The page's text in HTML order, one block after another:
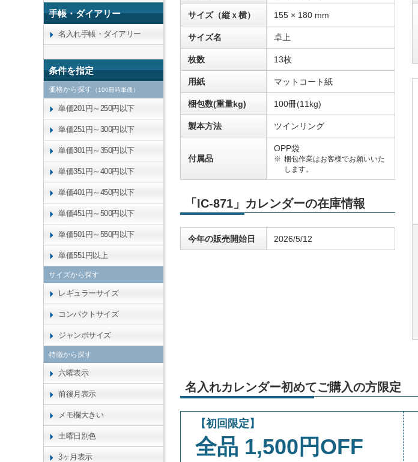
サイズ（縦ｘ横） 155 × 180 mm
サイズ名 卓上
枚数 13枚
用紙 マットコート紙
梱包数(重量kg) 100冊(11kg)
製本方法 ツインリング
付属品
OPP袋
梱包作業はお客様でお願いいた
します。
「IC-871」カレンダーの在庫情報
今年の販売開始日 2026/5/12
名入れカレンダー初めてご購入の方限定
【初回限定】
全品 1,500円OFF
手帳・ダイアリー
名入れ手帳・ダイアリー
条件を指定
価格から探す （100冊時単価）
単価201円～250円以下
単価251円～300円以下
単価301円～350円以下
単価351円～400円以下
単価401円～450円以下
単価451円～500円以下
単価501円～550円以下
単価551円以上
サイズから探す
レギュラーサイズ
コンパクトサイズ
ジャンボサイズ
特徴から探す
六曜表示
前後月表示
メモ欄大きい
土曜日別色
3ヶ月表示